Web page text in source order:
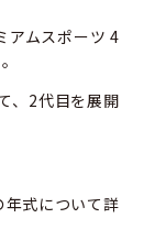
アムスポーツ 4
、2代目を展開
式について詳